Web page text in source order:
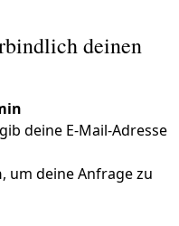
deinen
deine E-Mail-Adresse
, um deine Anfrage zu